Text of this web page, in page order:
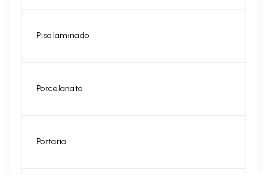
Piso laminado
Porcelanato
Portaria